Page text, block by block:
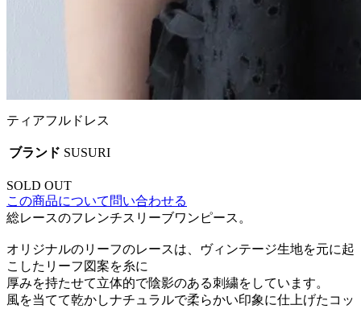
ティアフルドレス
ブランド SUSURI
SOLD OUT
この商品について問い合わせる
総レースのフレンチスリーブワンピース。
オリジナルのリーフのレースは、ヴィンテージ生地を元に起
こしたリーフ図案を糸に
厚みを持たせて立体的で陰影のある刺繍をしています。
風を当てて乾かしナチュラルで柔らかい印象に仕上げたコッ